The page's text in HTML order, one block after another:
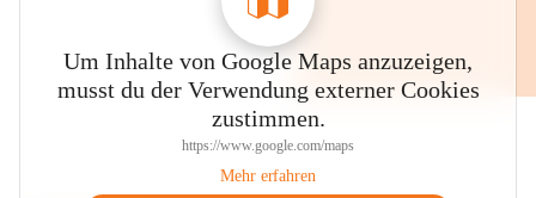
Um Inhalte von Google Maps anzuzeigen,
musst du der Verwendung externer Cookies
zustimmen.
https://www.google.com/maps
Mehr erfahren